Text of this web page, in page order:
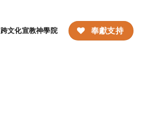
跨文化宣教神學院 奉獻支持